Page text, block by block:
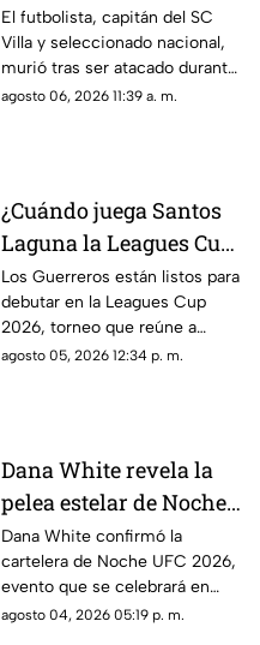
resistió a entregar su
celular
El futbolista, capitán del SC
Villa y seleccionado nacional,
murió tras ser atacado durante
un presunto asalto.
agosto 06, 2026 11:39 a. m.
¿Cuándo juega Santos
Laguna la Leagues Cup
2026, a qué hora y
contra quiénes?
Los Guerreros están listos para
debutar en la Leagues Cup
2026, torneo que reúne a
clubes de la Liga MX y la MLS.
agosto 05, 2026 12:34 p. m.
Dana White revela la
pelea estelar de Noche
UFC 2026; conoce la
cartelera completa
Dana White confirmó la
cartelera de Noche UFC 2026,
evento que se celebrará en
septiembre en Glendale,
agosto 04, 2026 05:19 p. m.